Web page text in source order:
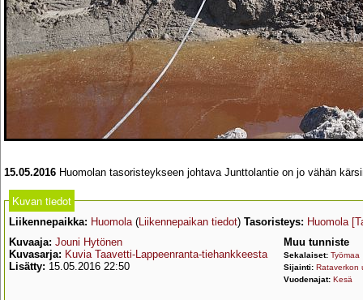
15.05.2016 Huomolan tasoristeykseen johtava Junttolantie on jo vähän
Kuvan tiedot
Liikennepaikka: Huomola(Liikennepaikan tiedot) Tasoristeys: Huomola
Kuvaaja: Jouni Hytönen
Kuvasarja: Kuvia Taavetti-Lappeenranta-tiehankkeesta
Lisätty: 15.05.2016 22:50
Muu tunniste
Sekalaiset: Työmaa
Sijainti: Rataverkon
Vuodenajat: Kesä